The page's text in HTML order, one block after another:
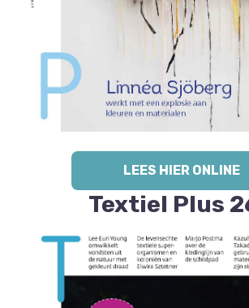
LEES HIER ONLINE
Textiel Plus